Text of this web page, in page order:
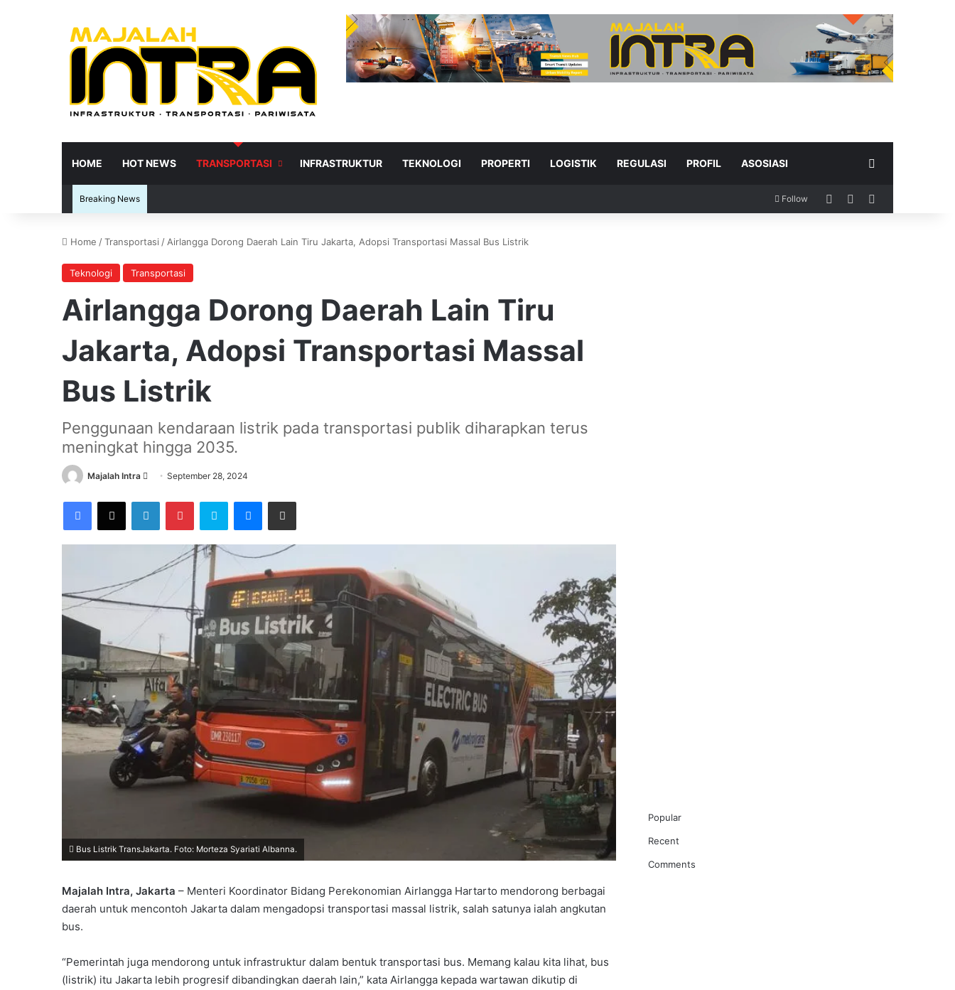
HOME HOT NEWS TRANSPORTASI INFRASTRUKTUR TEKNOLOGI PROPERTI LOGISTIK REGULASI PROFIL ASOSIASI
Breaking News Follow Log InRandom Article
Home /Transportasi /Airlangga Dorong Daerah Lain Tiru Jakarta, Adopsi Transportasi Massal Bus Listrik
Teknologi Transportasi
Airlangga Dorong Daerah Lain Tiru
Jakarta, Adopsi Transportasi Massal
Bus Listrik
Penggunaan kendaraan listrik pada transportasi publik diharapkan terus
meningkat hingga 2035.
Majalah Intra
Send
email
September 28, 2024
Facebook
X LinkedInPinterestSkype Messenger
Share via Email
Bus Listrik TransJakarta. Foto: Morteza Syariati Albanna.
Majalah Intra, Jakarta – Menteri Koordinator Bidang Perekonomian Airlangga Hartarto mendorong berbagai
daerah untuk mencontoh Jakarta dalam mengadopsi transportasi massal listrik, salah satunya ialah angkutan
bus.
“Pemerintah juga mendorong untuk infrastruktur dalam bentuk transportasi bus. Memang kalau kita lihat, bus
(listrik) itu Jakarta lebih progresif dibandingkan daerah lain,” kata Airlangga kepada wartawan dikutip di
Popular
Recent
Comments